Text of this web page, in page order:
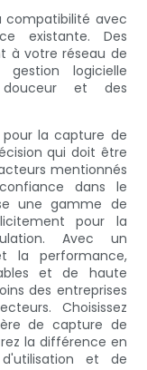
compatibilité avec
existante. Des
à votre réseau de
logicielle
et des
la capture de
qui doit être
mentionnés
dans le
une gamme de
pour la
Avec un
la performance,
et de haute
des entreprises
Choisissez
de capture de
la différence en
et de